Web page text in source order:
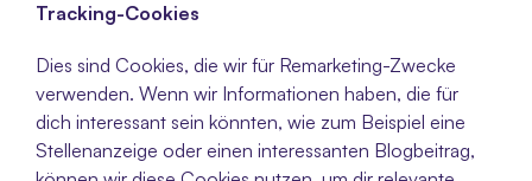
Tracking-Cookies
Dies sind Cookies, die wir für Remarketing-Zwecke
verwenden. Wenn wir Informationen haben, die für
dich interessant sein könnten, wie zum Beispiel eine
Stellenanzeige oder einen interessanten Blogbeitrag,